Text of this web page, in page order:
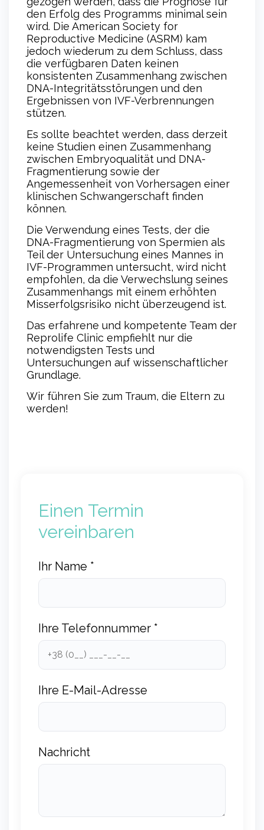
den Erfolg des Programms minimal sein
wird. Die American Society for
Reproductive Medicine (ASRM) kam
jedoch wiederum zu dem Schluss, dass
die verfügbaren Daten keinen
konsistenten Zusammenhang zwischen
DNA-Integritätsstörungen und den
Ergebnissen von IVF-Verbrennungen
stützen.
Es sollte beachtet werden, dass derzeit
keine Studien einen Zusammenhang
zwischen Embryoqualität und DNA-
Fragmentierung sowie der
Angemessenheit von Vorhersagen einer
klinischen Schwangerschaft finden
können.
Die Verwendung eines Tests, der die
DNA-Fragmentierung von Spermien als
Teil der Untersuchung eines Mannes in
IVF-Programmen untersucht, wird nicht
empfohlen, da die Verwechslung seines
Zusammenhangs mit einem erhöhten
Misserfolgsrisiko nicht überzeugend ist.
Das erfahrene und kompetente Team der
Reprolife Clinic empfiehlt nur die
notwendigsten Tests und
Untersuchungen auf wissenschaftlicher
Grundlage.
Wir führen Sie zum Traum, die Eltern zu
werden!
Einen Termin
vereinbaren
Ihr Name *
Ihre Telefonnummer *
Ihre E-Mail-Adresse
Nachricht